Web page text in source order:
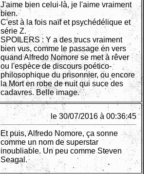
J'aime bien celui-là, je l'aime vraiment
bien.
C'est à la fois naïf et psychédélique et
série Z.
SPOILERS : Y a des trucs vraiment
bien vus, comme le passage en vers
quand Alfredo Nomore se met à rêver
ou l'espèce de discours poético-
philosophique du prisonnier, ou encore
la Mort en robe de nuit qui suce des
cadavres. Belle image.
le 30/07/2016 à 00:36:45
Et puis, Alfredo Nomore, ça sonne
comme un nom de superstar
inoubliable. Un peu comme Steven
Seagal.